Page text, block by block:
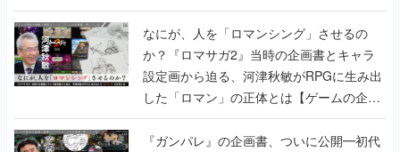
書】
なにが、人を「ロマンシング」させるの
か？『ロマサガ2』当時の企画書とキャラ
設定画から迫る、河津秋敏がRPGに生み出
した「ロマン」の正体とは【ゲームの企画
書】
『ガンパレ』の企画書、ついに公開━初代